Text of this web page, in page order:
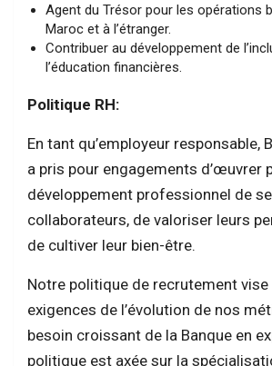
Agent du Trésor pour les opérations
Maroc et à l’étranger.
Contribuer au développement de
l’éducation financières.
Politique RH:
En tant qu’employeur responsable,
a pris pour engagements d’œuvrer
développement professionnel de
collaborateurs, de valoriser leurs
de cultiver leur bien-être.
Notre politique de recrutement vise
exigences de l’évolution de nos
besoin croissant de la Banque en
politique est axée sur la